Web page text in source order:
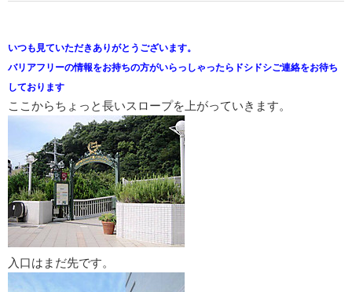
いつも見ていただきありがとうございます。
バリアフリーの情報をお持ちの方がいらっしゃったらドシドシご連絡をお待ち
しております
ここからちょっと長いスロープを上がっていきます。
入口はまだ先です。